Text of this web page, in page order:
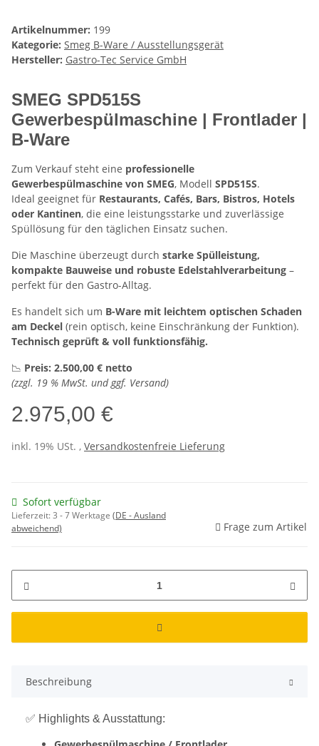
Artikelnummer: 199
Kategorie: Smeg B-Ware / Ausstellungsgerät
Hersteller: Gastro-Tec Service GmbH
SMEG SPD515S
Gewerbespülmaschine | Frontlader |
B-Ware
Zum Verkauf steht eine professionelle
Gewerbespülmaschine von SMEG, Modell SPD515S.
Ideal geeignet für Restaurants, Cafés, Bars, Bistros, Hotels
oder Kantinen, die eine leistungsstarke und zuverlässige
Spüllösung für den täglichen Einsatz suchen.
Die Maschine überzeugt durch starke Spülleistung,
kompakte Bauweise und robuste Edelstahlverarbeitung –
perfekt für den Gastro-Alltag.
Es handelt sich um B-Ware mit leichtem optischen Schaden
am Deckel (rein optisch, keine Einschränkung der Funktion).
Technisch geprüft & voll funktionsfähig.
📉 Preis: 2.500,00 € netto
(zzgl. 19 % MwSt. und ggf. Versand)
2.975,00 €
inkl. 19% USt. , Versandkostenfreie Lieferung
Sofort verfügbar
Lieferzeit:3 - 7 Werktage (DE - Ausland
abweichend)
Frage zum Artikel
Beschreibung
✅ Highlights & Ausstattung: